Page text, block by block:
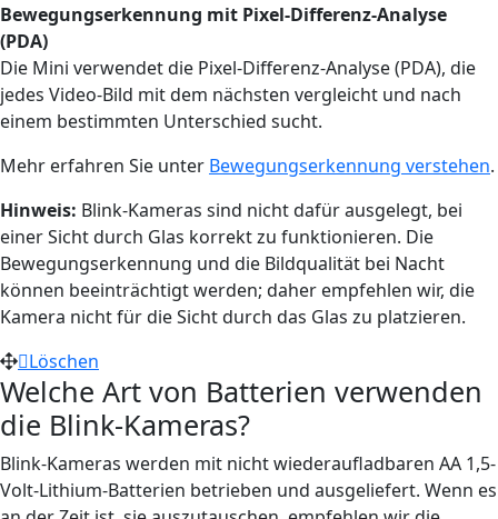
Bewegungserkennung mit Pixel-Differenz-Analyse
(PDA)
Die Mini verwendet die Pixel-Differenz-Analyse (PDA), die
jedes Video-Bild mit dem nächsten vergleicht und nach
einem bestimmten Unterschied sucht.
Mehr erfahren Sie unter Bewegungserkennung verstehen.
Hinweis: Blink-Kameras sind nicht dafür ausgelegt, bei
einer Sicht durch Glas korrekt zu funktionieren. Die
Bewegungserkennung und die Bildqualität bei Nacht
können beeinträchtigt werden; daher empfehlen wir, die
Kamera nicht für die Sicht durch das Glas zu platzieren.
Löschen
Welche Art von Batterien verwenden
die Blink-Kameras?
Blink-Kameras werden mit nicht wiederaufladbaren AA 1,5-
Volt-Lithium-Batterien betrieben und ausgeliefert. Wenn es